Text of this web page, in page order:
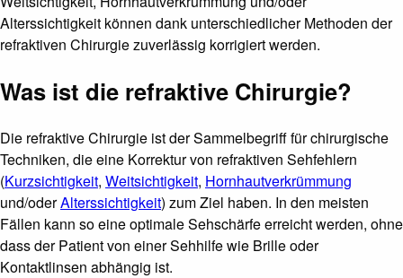
Alterssichtigkeit können dank unterschiedlicher Methoden der
refraktiven Chirurgie zuverlässig korrigiert werden.
Was ist die refraktive Chirurgie?
Die refraktive Chirurgie ist der Sammelbegriff für chirurgische
Techniken, die eine Korrektur von refraktiven Sehfehlern
(Kurzsichtigkeit, Weitsichtigkeit, Hornhautverkrümmung
und/oderAlterssichtigkeit) zum Ziel haben. In den meisten
Fällen kann so eine optimale Sehschärfe erreicht werden, ohne
dass der Patient von einer Sehhilfe wie Brille oder
Kontaktlinsen abhängig ist.